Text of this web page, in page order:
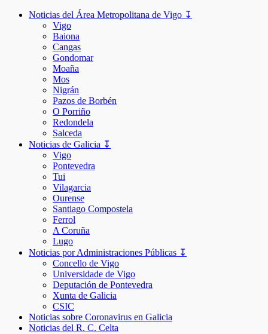
Noticias del Área Metropolitana de Vigo ↧
Vigo
Baiona
Cangas
Gondomar
Moaña
Mos
Nigrán
Pazos de Borbén
O Porriño
Redondela
Salceda
Noticias de Galicia ↧
Vigo
Pontevedra
Tui
Vilagarcia
Ourense
Santiago Compostela
Ferrol
A Coruña
Lugo
Noticias por Administraciones Públicas ↧
Concello de Vigo
Universidade de Vigo
Deputación de Pontevedra
Xunta de Galicia
CSIC
Noticias sobre Coronavirus en Galicia
Noticias del R. C. Celta